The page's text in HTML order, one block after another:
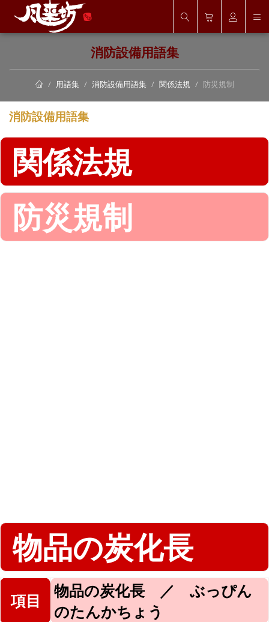
消防設備用語集
用語集 消防設備用語集 関係法規 防災規制
消防設備用語集
関係法規
防災規制
物品の炭化長
項目
物品の炭化長 ／ ぶっぴん
のたんかちょう